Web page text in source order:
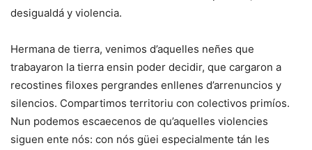
desigualdá y violencia.
Hermana de tierra, venimos d’aquelles neñes que
trabayaron la tierra ensin poder decidir, que cargaron a
recostines filoxes pergrandes enllenes d’arrenuncios y
silencios. Compartimos territoriu con colectivos primíos.
Nun podemos escaecenos de qu’aquelles violencies
siguen ente nós: con nós güei especialmente tán les